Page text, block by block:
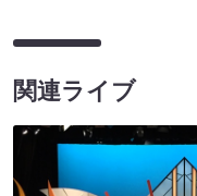
関連ライブ